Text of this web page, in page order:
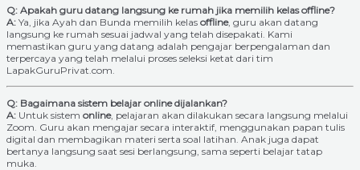
Q: Apakah guru datang langsung ke rumah jika memilih kelas offline?
A: Ya, jika Ayah dan Bunda memilih kelas offline, guru akan datang
langsung ke rumah sesuai jadwal yang telah disepakati. Kami
memastikan guru yang datang adalah pengajar berpengalaman dan
terpercaya yang telah melalui proses seleksi ketat dari tim
LapakGuruPrivat.com.
Q: Bagaimana sistem belajar online dijalankan?
A: Untuk sistem online, pelajaran akan dilakukan secara langsung melalui
Zoom. Guru akan mengajar secara interaktif, menggunakan papan tulis
digital dan membagikan materi serta soal latihan. Anak juga dapat
bertanya langsung saat sesi berlangsung, sama seperti belajar tatap
muka.